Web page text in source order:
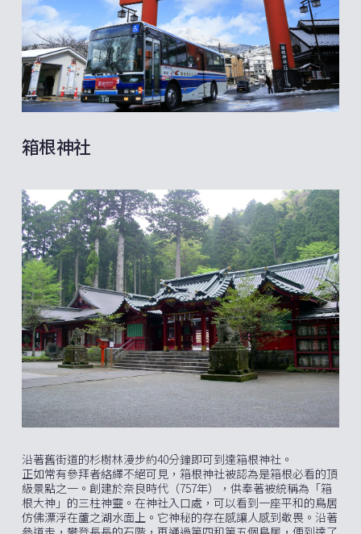
箱根神社
沿著舊街道的杉樹林漫步約40分鐘即可到達箱根神社。
正如常有參拜者絡繹不絕可見，箱根神社被認為是箱根必看的頂
級景點之一。創建於奈良時代（757年），供奉著被統稱為「箱
根大神」的三柱神靈。在神社入口處，可以看到一座平和的鳥居
仿佛漂浮在蘆之湖水面上。它神秘的存在感讓人感到敬畏。沿著